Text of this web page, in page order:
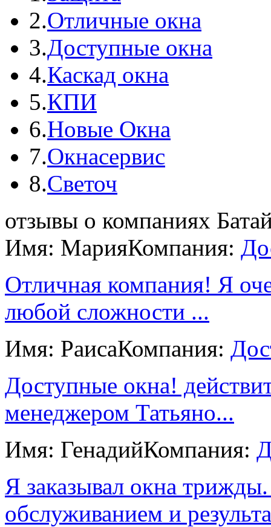
2.Отличные окна
3.Доступные окна
4.Каскад окна
5.КПИ
6.Новые Окна
7.Окнасервис
8.Светоч
отзывы о компаниях
Имя: МарияКомпания:
Отличная компания! Я
любой сложности ...
Имя: РаисаКомпания:
Доступные окна!
менеджером Татьяно...
Имя: ГенадийКомпания:
Я заказывал окна
обслуживанием и